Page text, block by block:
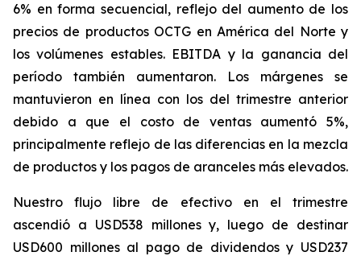
6% en forma secuencial, reflejo del aumento de los
precios de productos OCTG en América del Norte y
los volúmenes estables. EBITDA y la ganancia del
período también aumentaron. Los márgenes se
mantuvieron en línea con los del trimestre anterior
debido a que el costo de ventas aumentó 5%,
principalmente reflejo de las diferencias en la mezcla
de productos y los pagos de aranceles más elevados.
Nuestro flujo libre de efectivo en el trimestre
ascendió a USD538 millones y, luego de destinar
USD600 millones al pago de dividendos y USD237